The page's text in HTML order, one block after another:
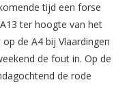
tijd een forse
ter hoogte van het
de A4 bij Vlaardingen
de fout in. Op de
de rode